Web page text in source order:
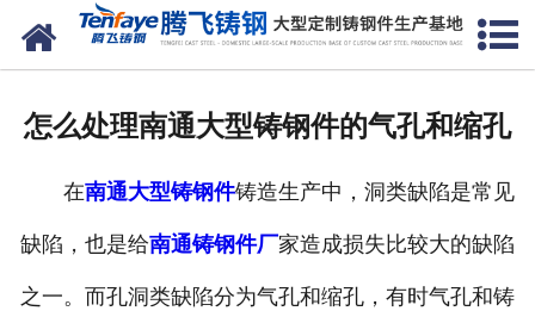
网站首页
怎么处理南通大型铸钢件的气孔和缩孔
在南通大型铸钢件铸造生产中，洞类缺陷是常见
缺陷，也是给南通铸钢件厂家造成损失比较大的缺陷
之一。而孔洞类缺陷分为气孔和缩孔，有时气孔和铸